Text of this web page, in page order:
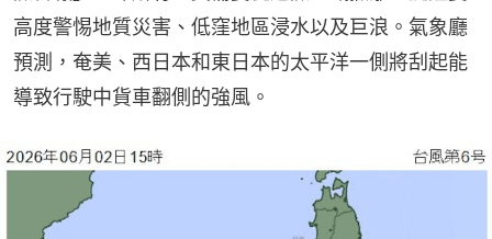
高度警惕地質災害、低窪地區浸水以及巨浪。氣象廳
預測，奄美、西日本和東日本的太平洋一側將刮起能
導致行駛中貨車翻側的強風。